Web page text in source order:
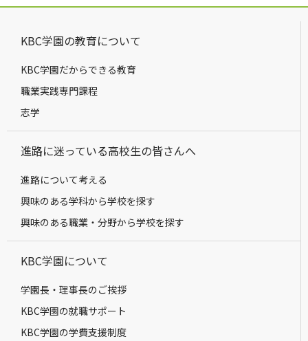
KBC学園の教育について
KBC学園だからできる教育
職業実践専門課程
志学
進路に迷っている高校生の皆さんへ
進路について考える
興味のある学科から学校を探す
興味のある職業・分野から学校を探す
KBC学園について
学園長・理事長のご挨拶
KBC学園の就職サポート
KBC学園の学費支援制度